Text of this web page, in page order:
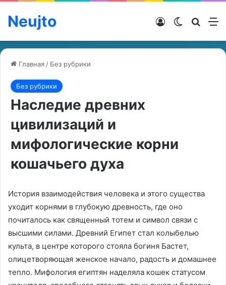
Neujto Switch skin
Войти
Главная / Без рубрики
Без рубрики
Наследие древних
цивилизаций и
мифологические корни
кошачьего духа
История взаимодействия человека и этого существа
уходит корнями в глубокую древность, где оно
почиталось как священный тотем и символ связи с
высшими силами. Древний Египет стал колыбелью
культа, в центре которого стояла богиня Бастет,
олицетворяющая женское начало, радость и домашнее
тепло. Мифология египтян наделяла кошек статусом